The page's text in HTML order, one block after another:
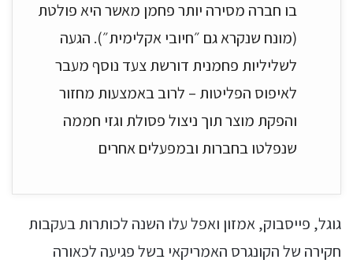
בו חברה מסירה יותר פחמן מאשר היא פולטת
(מונח שנקרא גם ״חיובי אקלימית״). הגעה
לשליליות פחמנית דורשת צעד נוסף מעבר
לאיפוס הפליטות – לרוב באמצעות מחזור
והפקת מוצר תוך ניצול פסולת וגזי חממה
שנפלטו בחברות ובמפעלים אחרים
גוגל, פייסבוק, אמזון ואפל עלו השנה לכותרות בעקבות
חקירה של הקונגרס האמריקאי בשל פגיעה לכאורה